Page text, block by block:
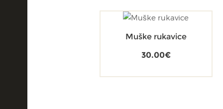
Muške rukavice
30.00€